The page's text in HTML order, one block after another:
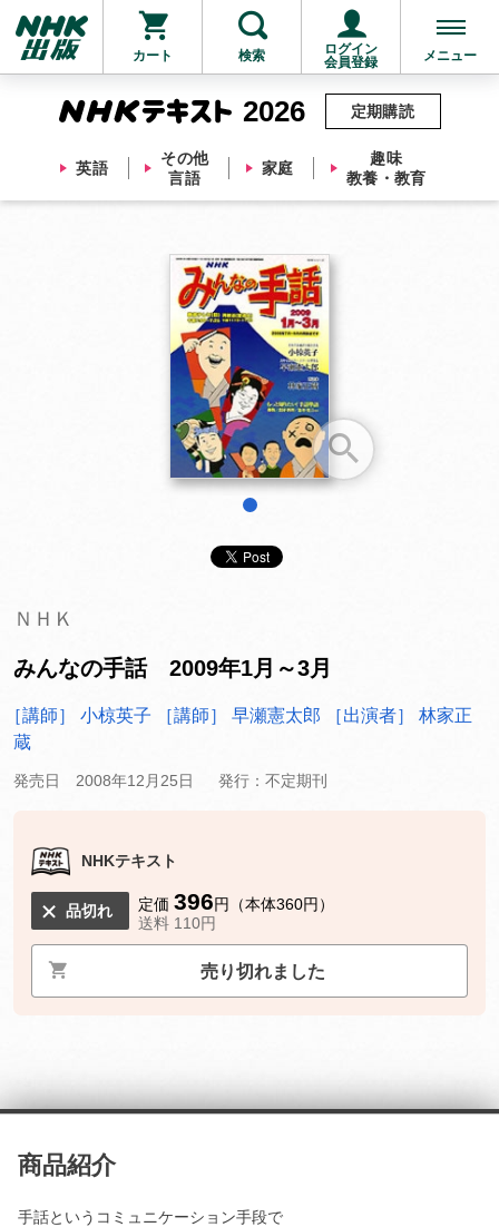
カート 検索
ログイン
会員登録
メニュー
2026
英語
その他
言語
家庭
趣味
教養・教育
定期購読
他にも商品を買う
ＮＨＫ
みんなの手話 2009年1月～3月
［講師］ 小椋英子 ［講師］ 早瀬憲太郎
［出演者］ 林家正
蔵
発売日 2008年12月25日 発行：不定期刊
NHKテキスト
品切れ 定価 396円（本体360円）
送料 110円
売り切れました
商品紹介
手話というコミュニケーション手段で